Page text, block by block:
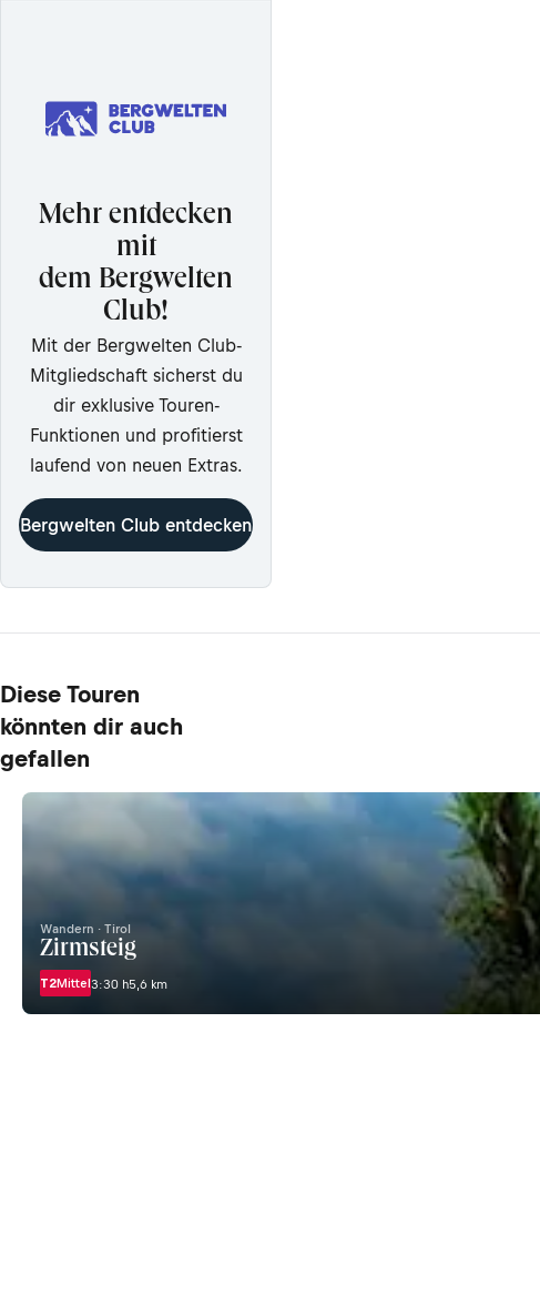
Mehr entdecken
mit
dem Bergwelten
Club!
Mit der Bergwelten Club-
Mitgliedschaft sicherst du
dir exklusive Touren-
Funktionen und profitierst
laufend von neuen Extras.
Bergwelten Club entdecken
Diese Touren
könnten dir auch
gefallen
Wandern · Tirol
Zirmsteig
T2Mittel3:30 h5,6 km